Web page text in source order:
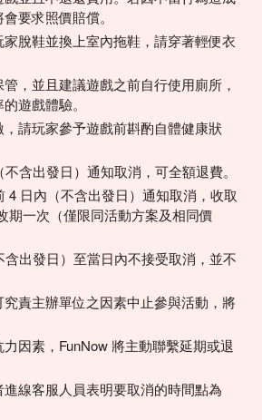
要求照價賠償。
脫鞋並換上室內拖鞋，請穿著輕便衣
，並且建議遊戲之前自行使用廁所，
遊戲體驗。
請玩家參予遊戲前斟酌自體健康狀
含出發日）通知取消，可全額退費。
4 日內（不含出發日）通知取消，收取
期一次（僅限同活動方案及相同價
含出發日）至當日內不接受取消，並不
責主辦單位之因素中止參與活動，將
因素，FunNow 將主動聯繫延期或退
進線客服人員表明要取消的時間點為